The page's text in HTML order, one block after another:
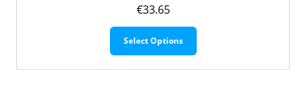
€33.65
Select Options
Dit